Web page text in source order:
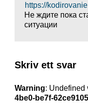
https://
Не ждите пока
ситуации
Skriv ett svar
Warning: Undefined
4be0-be7f-